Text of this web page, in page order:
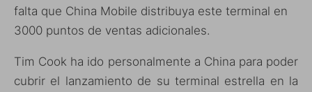
falta que China Mobile distribuya este terminal en
3000 puntos de ventas adicionales.
Tim Cook ha ido personalmente a China para poder
cubrir el lanzamiento de su terminal estrella en la